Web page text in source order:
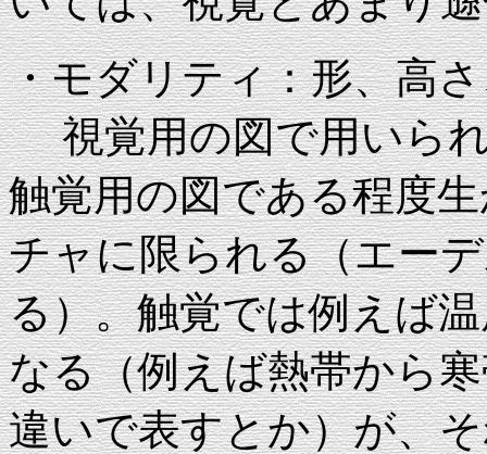
・モダリティ：形、高
視覚用の図で用いられ
触覚用の図である程度
チャに限られる（エー
る）。触覚では例えば
なる（例えば熱帯から
違いで表すとか）が、